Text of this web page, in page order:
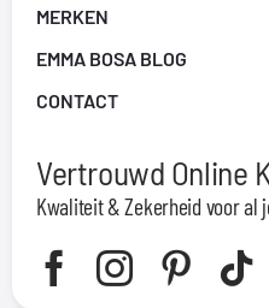
MERKEN
EMMA BOSA BLOG
CONTACT
Vertrouwd Online
Kwaliteit & Zekerheid voor al